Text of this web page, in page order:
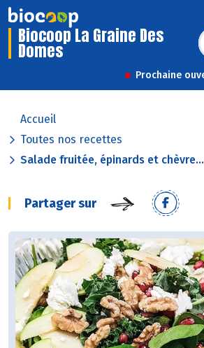
Biocoop La Graine Des
Domes
Prochaine
Accueil
Toutes nos recettes
Salade fruitée, épinards et chèvre...
Partager sur